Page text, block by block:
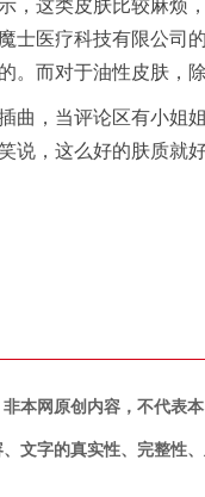
，这类皮肤比较麻烦
士医疗科技有限公司
。而对于油性皮肤，
曲，当评论区有小姐
说，这么好的肤质就
本网原创内容，不代表
文字的真实性、完整性